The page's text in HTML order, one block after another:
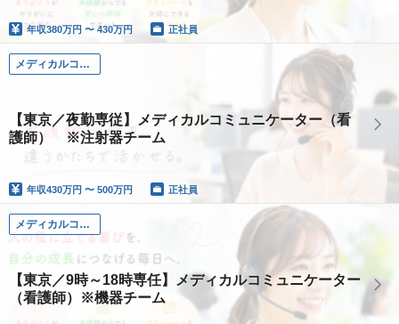
年収380万円 〜 430万円 正社員
メディカルコミュニケーター（看護師）
【東京／夜勤専従】メディカルコミュニケーター（看
護師） ※注射器チーム
年収430万円 〜 500万円 正社員
メディカルコミュニケーター（看護師）
【東京／9時～18時専任】メディカルコミュニケーター
（看護師）※機器チーム